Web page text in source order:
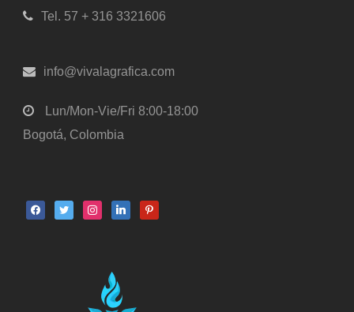
Tel. 57 + 316 3321606
info@vivalagrafica.com
Lun/Mon-Vie/Fri 8:00-18:00
Bogotá, Colombia
facebooktwitter instagramlinkedinpinterest